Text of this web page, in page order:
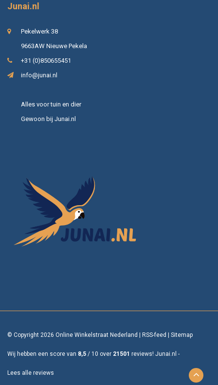
Junai.nl
Pekelwerk 38
9663AW Nieuwe Pekela
+31 (0)850655451
info@junai.nl
Alles voor tuin en dier
Gewoon bij Junai.nl
© Copyright 2026 Online Winkelstraat Nederland RSS-feed Sitemap
Wij hebben een score van 8,5 / 10 over 21501 reviews! Junai.nl -
Lees alle reviews